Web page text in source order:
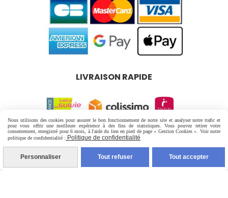
LIVRAISON RAPIDE
Mentions Légales
Conditions générales de vente
Politique de confidentialité
Gestion cookies
Nous utilisons des cookies pour assurer le bon fonctionnement de notre site et analyser notre trafic et
pour vous offrir une meilleure expérience à des fins de statistiques. Vous pouvez retirer votre
consentement, enregistré pour 6 mois, à l'aide du lien en pied de page « Gestion Cookies ». Voir notre
politique de confidentialité : Politique de confidentialité
Personnaliser Tout refuser Tout accepter